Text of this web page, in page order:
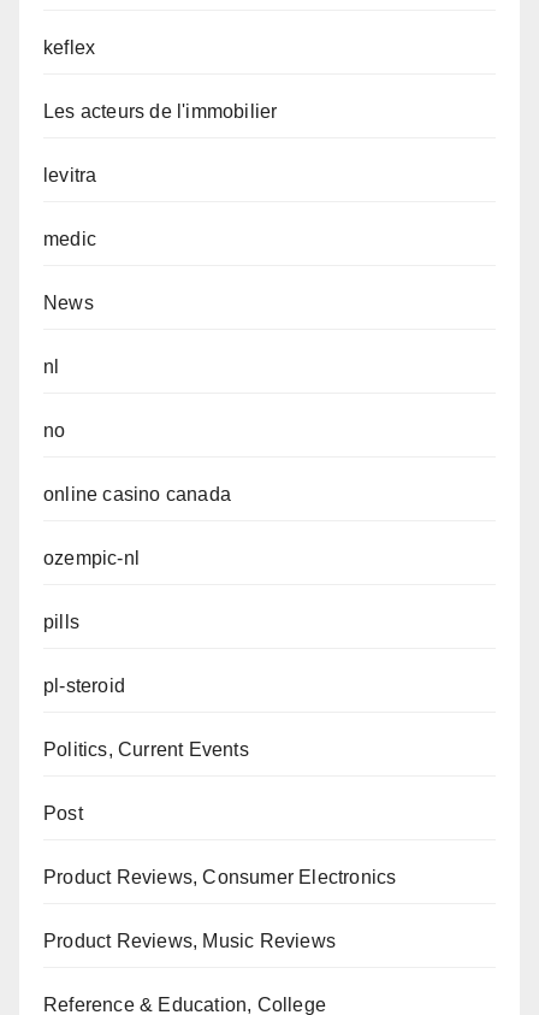
keflex
Les acteurs de l'immobilier
levitra
medic
News
nl
no
online casino canada
ozempic-nl
pills
pl-steroid
Politics, Current Events
Post
Product Reviews, Consumer Electronics
Product Reviews, Music Reviews
Reference & Education, College